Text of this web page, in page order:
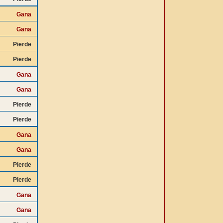
Gana
Gana
Pierde
Pierde
Gana
Gana
Pierde
Pierde
Gana
Gana
Pierde
Pierde
Gana
Gana